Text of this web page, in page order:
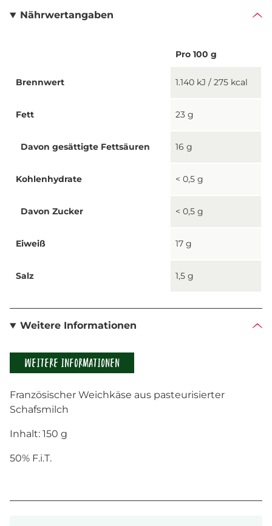
Nährwertangaben
Pro 100 g
Brennwert 1.140 kJ / 275 kcal
Fett 23 g
Davon gesättigte Fettsäuren 16 g
Kohlenhydrate < 0,5 g
Davon Zucker < 0,5 g
Eiweiß 17 g
Salz 1,5 g
Weitere Informationen
WEITERE INFORMATIONEN
Französischer Weichkäse aus pasteurisierter
Schafsmilch
Inhalt: 150 g
50% F.i.T.